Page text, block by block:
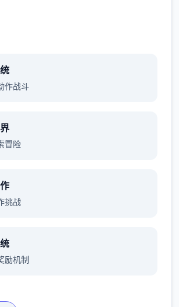
作战斗
冒险
挑战
励机制